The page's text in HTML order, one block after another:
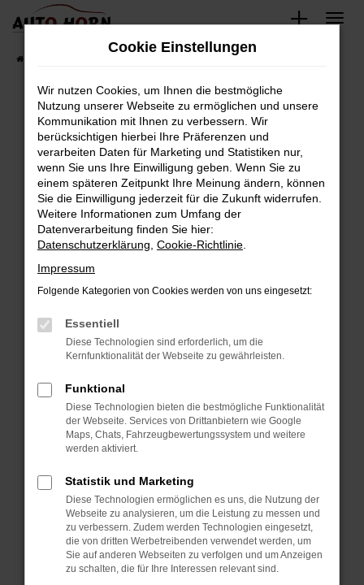
Zum
springen
Fahrzeugbestand
Fehler: Network Error
Beim Laden ist ein Fehler aufgetreten.
Hier sind ein paar Tipps, die dir helfen können:
Überprüfe deine Firewall und deine
Internetverbindung.
Laden andere Webseiten, zum Beispiel deine
Suchmaschine?
Prüfe deine Browsererweiterungen.
können das Laden bestimmter Seiten
verhindern. Funktioniert die Seite in einem
anderen Browser oder in einem privaten
Starte dein Gerät neu.
Das kann manchmal helfen, vorübergehende
Probleme zu beheben.
Betriebssystem auf dem neuesten Stand
sind.
Veraltete Software birgt nicht nur ein
Sicherheitsrisiko, sondern kann auch dazu
führen, dass bestimmte Funktionen nicht mehr
unterstützt werden.
Cookie Einstellungen
Wir nutzen Cookies, um Ihnen die bestmögliche
Nutzung unserer Webseite zu ermöglichen und unsere
Kommunikation mit Ihnen zu verbessern. Wir
berücksichtigen hierbei Ihre Präferenzen und
verarbeiten Daten für Marketing und Statistiken nur,
wenn Sie uns Ihre Einwilligung geben. Wenn Sie zu
einem späteren Zeitpunkt Ihre Meinung ändern, können
Sie die Einwilligung jederzeit für die Zukunft widerrufen.
Weitere Informationen zum Umfang der
Datenverarbeitung finden Sie hier:
Datenschutzerklärung Cookie-Richtlinie
Impressum
Folgende Kategorien von Cookies werden von uns eingesetzt:
Essentiell
Diese Technologien sind erforderlich, um die
Kernfunktionalität der Webseite zu gewährleisten.
Funktional
Diese Technologien bieten die bestmögliche Funktionalität
der Webseite. Services von Drittanbietern wie Google
Maps, Chats, Fahrzeugbewertungssystem und weitere
werden aktiviert.
Statistik und Marketing
Diese Technologien ermöglichen es uns, die Nutzung der
Webseite zu analysieren, um die Leistung zu messen und
zu verbessern. Zudem werden Technologien eingesetzt,
die von dritten Werbetreibenden verwendet werden, um
Sie auf anderen Webseiten zu verfolgen und um Anzeigen
zu schalten, die für Ihre Interessen relevant sind.